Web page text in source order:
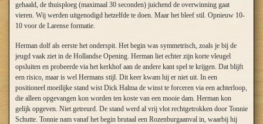
gehaald, de thuisploeg (maximaal 30 seconden) juichend de overwinning gaat
vieren. Wij werden uitgenodigd hetzelfde te doen. Maar het bleef stil. Opnieuw 10-
10 voor de Larense formatie.
Herman dolf als eerste het onderspit. Het begin was symmetrisch, zoals je bij de
jeugd vaak ziet in de Hollandse Opening. Herman liet echter zijn korte vleugel
opsluiten en probeerde via het kerkhof aan de andere kant spel te krijgen. Dat blijft
een risico, maar is wel Hermans stijl. Dit keer kwam hij er niet uit. In een
positioneel moeilijke stand wist Dick Halma de winst te forceren via een achterloop,
die alleen opgevangen kon worden ten koste van een mooie dam. Herman kon
gelijk opgeven. Niet getreurd. De stand werd al vrij vlot rechtgetrokken door Tonnie
Schutte. Tonnie nam vanaf het begin brutaal een Rozenburgaanval in, waarbij hij